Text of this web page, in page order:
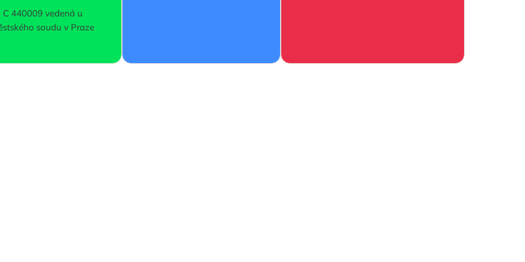
C 440009 vedená u
soudu v Praze